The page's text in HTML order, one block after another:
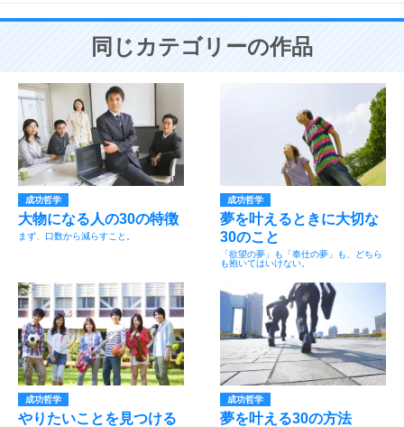
同じカテゴリーの作品
成功哲学
大物になる人の30の特徴
まず、口数から減らすこと。
成功哲学
夢を叶えるときに大切な
30のこと
「欲望の夢」も「奉仕の夢」も、どちら
も抱いてはいけない。
成功哲学
やりたいことを見つける
成功哲学
夢を叶える30の方法